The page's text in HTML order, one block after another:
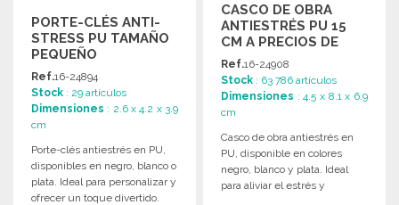
PORTE-CLÉS ANTI-
STRESS PU TAMAÑO
PEQUEÑO
Ref.16-24894
Stock : 29 artículos
Dimensiones : 2.6 x 4.2 x 3.9
cm
Porte-clés antiestrés en PU,
disponibles en negro, blanco o
plata. Ideal para personalizar y
ofrecer un toque divertido.
CASCO DE OBRA
ANTIESTRÉS PU 15
CM A PRECIOS DE
MAYORISTA
Ref.16-24908
Stock : 63 786 artículos
Dimensiones : 4.5 x 8.1 x 6.9
cm
Casco de obra antiestrés en
PU, disponible en colores
negro, blanco y plata. Ideal
para aliviar el estrés y